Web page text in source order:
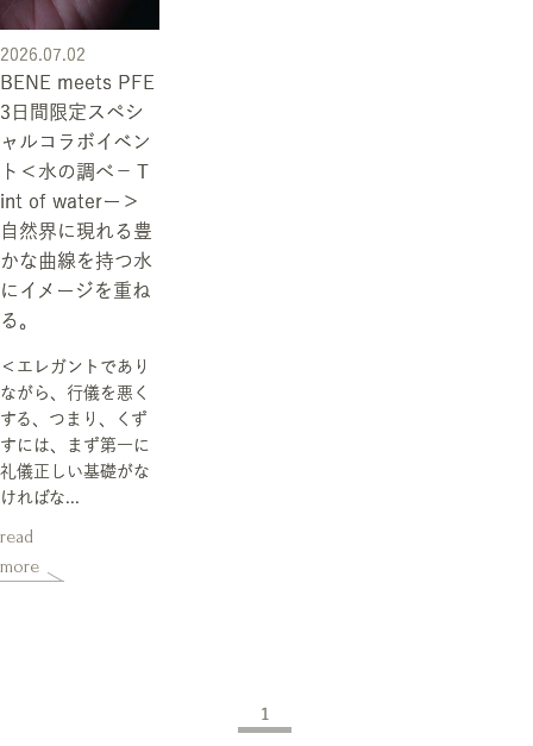
2026.07.02
BENE meets PFE
3日間限定スペシ
ャルコラボイベン
ト＜水の調べ－Ｔ
int of waterー＞
自然界に現れる豊
かな曲線を持つ水
にイメージを重ね
る。
＜エレガントであり
ながら、行儀を悪く
する、つまり、くず
すには、まず第一に
礼儀正しい基礎がな
ければな...
read
more
1